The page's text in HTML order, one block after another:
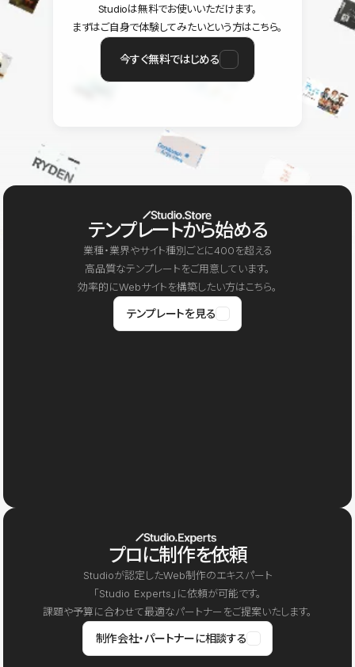
Studioは無料でお使いいただけます。
まずはご自身で体験してみたいという方はこちら。
今すぐ無料ではじめる
テンプレートから始める
業種・業界やサイト種別ごとに400を超える
高品質なテンプレートをご用意しています。
効率的にWebサイトを構築したい方はこちら。
テンプレートを見る
プロに制作を依頼
Studioが認定したWeb制作のエキスパート
「Studio Experts」に依頼が可能です。
課題や予算に合わせて最適なパートナーをご提案いたします。
制作会社・パートナーに相談する